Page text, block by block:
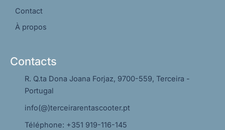
Contact
À propos
Contacts
R. Q.ta Dona Joana Forjaz, 9700-559, Terceira -
Portugal
info(@)terceirarentascooter.pt
Téléphone: +351 919-116-145